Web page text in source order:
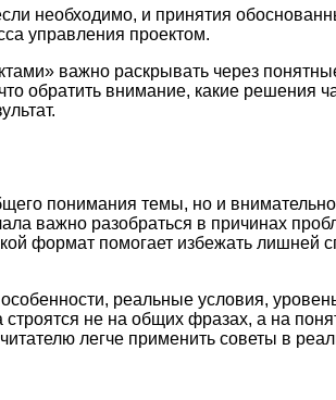
необходимо, и принятия
управления проектом.
важно раскрывать через
обратить внимание, какие
понимания темы, но и
важно разобраться в причинах
формат помогает избежать
реальные условия,
не на общих фразах, а на
легче применить советы в